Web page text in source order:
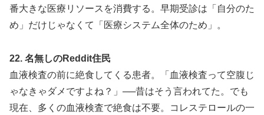
番大きな医療リソースを消費する。早期受診は「自分のた
め」だけじゃなくて「医療システム全体のため」。
22. 名無しのReddit住民
血液検査の前に絶食してくる患者。「血液検査って空腹じ
ゃなきゃダメですよね？」──昔はそう言われてた。でも
現在、多くの血液検査で絶食は不要。コレステロールの一